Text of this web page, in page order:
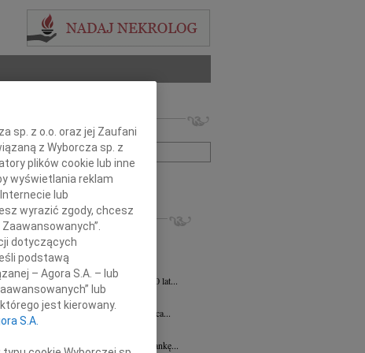
lub numer ogłoszenia:
+ szukanie zaawansowane
Szostek27.07.2026 Lublin
21 lipca 2026 r. zmarł Śp. ks. prof....
Szostek 27.07.2026
21 lipca 2026 roku zmarł w wieku 80 lat...
Elżbieta Wstawska
dniu 24 czerwca 2026 roku mija 1. rocznica...
Magdalena Milart
głębokim smutkiem żegnamy naszą Koleżankę...
sp. z o.o. oraz jej Zaufani
z Wyborcza sp. z
plików cookie lub inne
wyświetlania reklam
lub
wyrazić zgody, chcesz
dotyczących
podstawą
– Agora S.A. – lub
lub
jest kierowany.
S.A.